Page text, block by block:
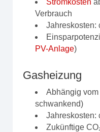
Stromkosten
Verbrauch
Jahreskosten:
PV-Anlage)
Gasheizung
Abhängig
schwankend)
Jahreskosten:
Zukünftige